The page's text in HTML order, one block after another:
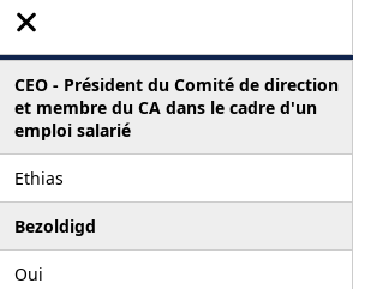
CEO - Président du Comité de direction
et membre du CA dans le cadre d'un
emploi salarié
Ethias
Bezoldigd
Oui